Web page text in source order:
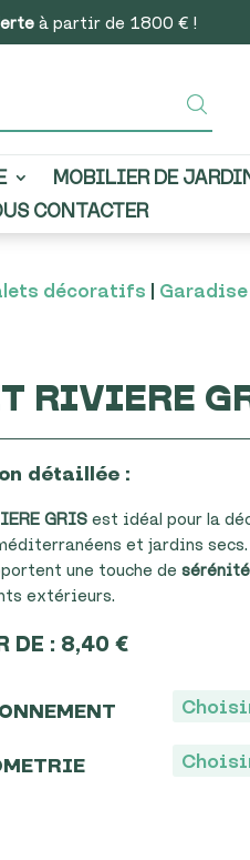
à partir de 1800 € !
MOBILIER DE
CONTACTER
décoratifs Garadise
RIVIERE
détaillée :
GRIS est idéal pour la
et jardins
une touche desérénité
extérieurs.
DE : 8,40€